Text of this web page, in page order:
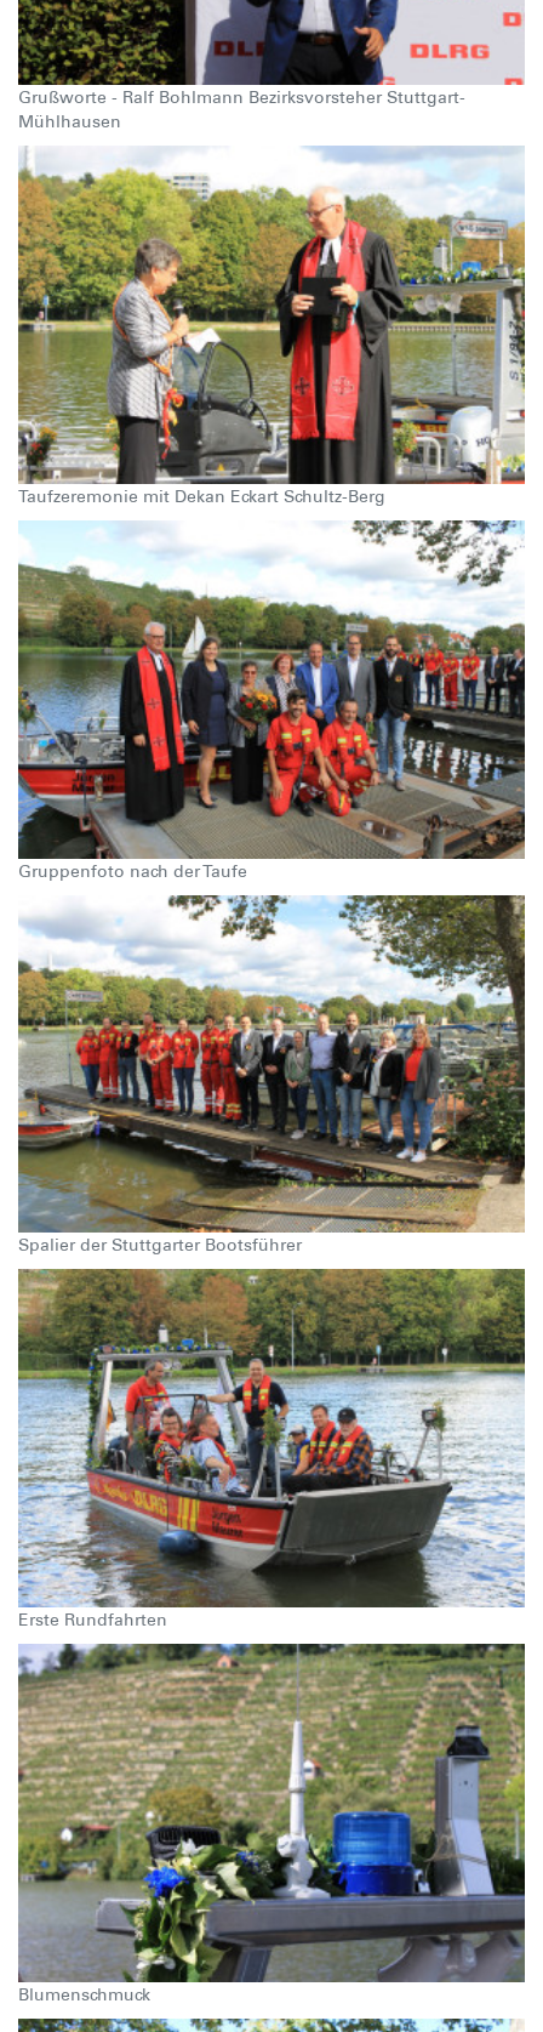
Grußworte - Ralf Bohlmann Bezirksvorsteher Stuttgart-
Mühlhausen
Taufzeremonie mit Dekan Eckart Schultz-Berg
Gruppenfoto nach der Taufe
Spalier der Stuttgarter Bootsführer
Erste Rundfahrten
Blumenschmuck